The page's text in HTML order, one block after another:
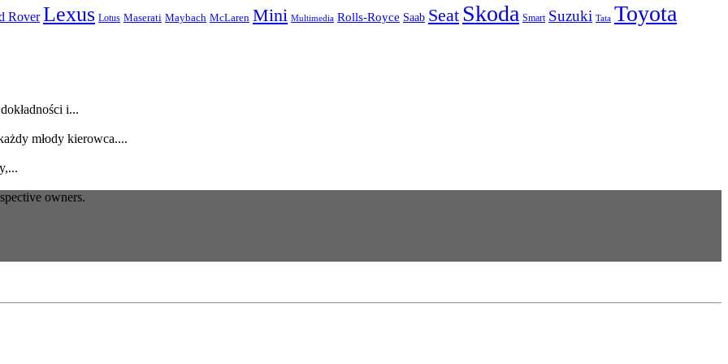
Rover Lexus Lotus Maserati Maybach McLaren Mini Multimedia Rolls-Royce Saab Seat Skoda Smart Suzuki Tata Toyota
i...
młody kierowca....
owners.